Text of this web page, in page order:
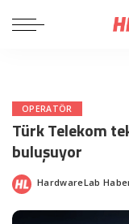
OPERATÖR
Türk Telekom
buluşuyor
Posted
HardwareLab